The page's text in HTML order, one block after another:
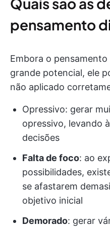
pensamento
Embora o
grande potencial, ele
não aplicado
Opressivo: gerar
opressivo, levando
decisões
Falta de foco: ao
possibilidades,
se afastarem
objetivo inicial
Demorado: gerar